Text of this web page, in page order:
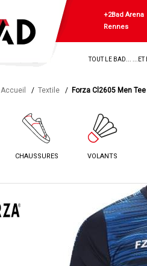
+2Bad Arena
Rennes
TOUT LE BAD... ...ET
Accueil Textile Forza Cl2605 Men
CHAUSSURES VOLANTS